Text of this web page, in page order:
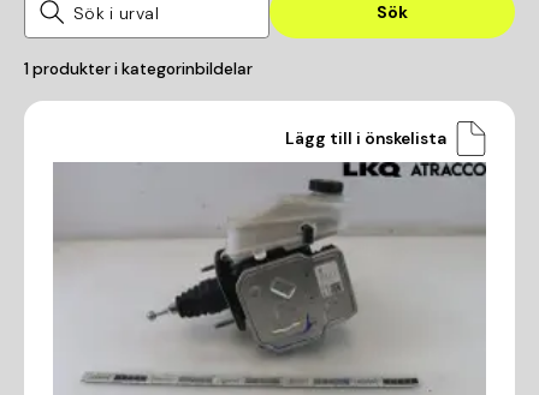
Sök
1produkter i kategorinbildelar
Lägg till i önskelista